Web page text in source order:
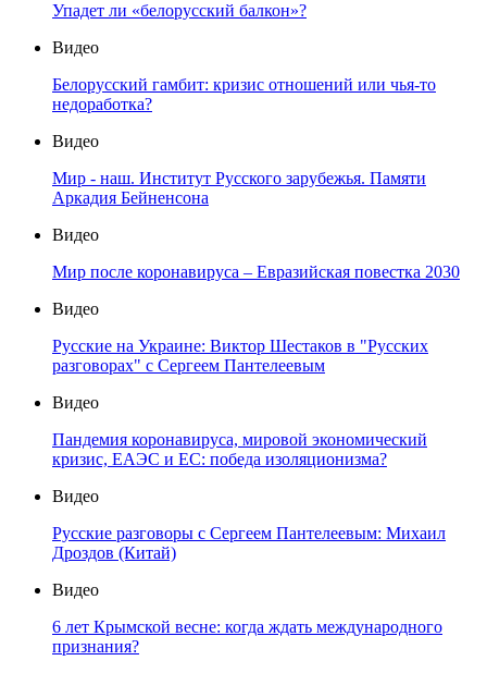
Упадет ли «белорусский балкон»?
Видео
Белорусский гамбит: кризис отношений или чья-то
недоработка?
Видео
Мир - наш. Институт Русского зарубежья. Памяти
Аркадия Бейненсона
Видео
Мир после коронавируса – Евразийская повестка 2030
Видео
Русские на Украине: Виктор Шестаков в "Русских
разговорах" с Сергеем Пантелеевым
Видео
Пандемия коронавируса, мировой экономический
кризис, ЕАЭС и ЕС: победа изоляционизма?
Видео
Русские разговоры с Сергеем Пантелеевым: Михаил
Дроздов (Китай)
Видео
6 лет Крымской весне: когда ждать международного
признания?